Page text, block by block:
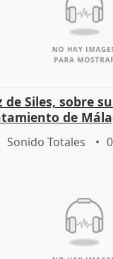
de Siles, sobre
de
Sonido Totales